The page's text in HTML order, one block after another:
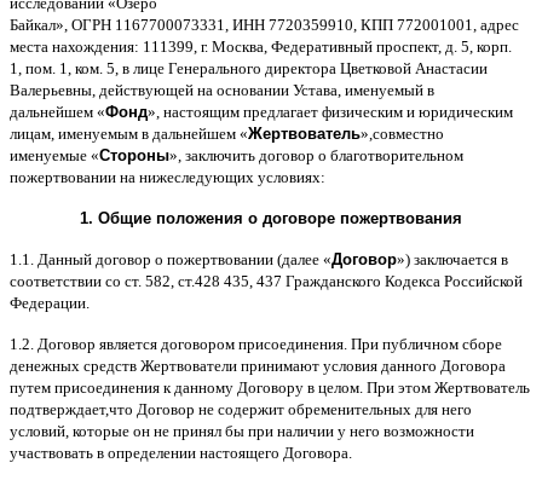
Байкал», ОГРН 1167700073331, ИНН 7720359910, КПП 772001001, адрес
места нахождения: 111399, г. Москва Федеративный проспект, д . 5, корп
1, пом . 1, ком . 5, в лице Генерального директора Цветковой Анастасии
Валерьевны действующей на основании Устава именуемый в
дальнейшем «Фонд», настоящим предлагает физическим и юридическим
лицам именуемым в дальнейшем «Жертвователь», совместно
именуемые «Стороны», заключить договор o благотворительном
пожертвовании на нижеследующих условиях:
1. Общие положения o договоре пожертвования
1.1. Данный договор о пожертвовании (далее «Договор») заключается в
соответствии со ст. 582, ст.428 435, 437 Гражданского Кодекса Российской
Федерации
1.2. Договор является договором присоединения При публичном сборе
денежных средств Жертвователи принимают условия данного Договора
путем присоединения к данному Договору в целом При этом Жертвователь
подтверждает,что Договор не содержит обременительных для него
условий которые он не принял бы при наличии у него возможности
участвовать в определении настоящего Договора